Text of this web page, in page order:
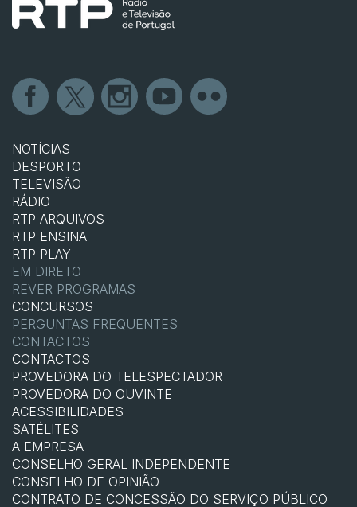
NOTÍCIAS
DESPORTO
TELEVISÃO
RÁDIO
RTP ARQUIVOS
RTP ENSINA
RTP PLAY
EM DIRETO
REVER PROGRAMAS
CONCURSOS
PERGUNTAS FREQUENTES
CONTACTOS
CONTACTOS
PROVEDORA DO TELESPECTADOR
PROVEDORA DO OUVINTE
ACESSIBILIDADES
SATÉLITES
A EMPRESA
CONSELHO GERAL INDEPENDENTE
CONSELHO DE OPINIÃO
CONTRATO DE CONCESSÃO DO SERVIÇO PÚBLICO